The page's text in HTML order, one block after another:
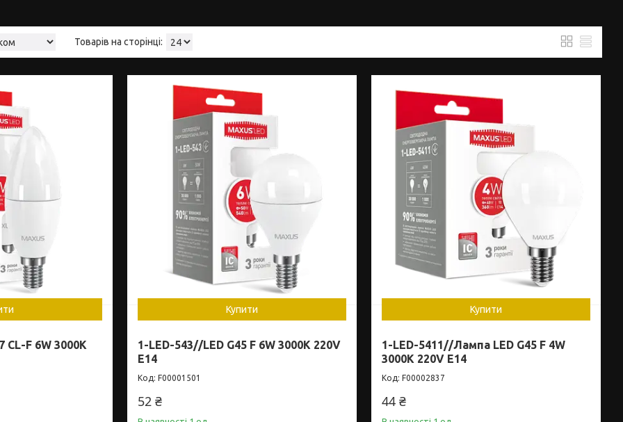
CL-F 6W 3000K
Купити
1-LED-543//LED G45 F 6W 3000K 220V
E14
F00001501
52 ₴
Купити
1-LED-5411//Лампа LED G45 F 4W
3000K 220V E14
F00002837
44 ₴